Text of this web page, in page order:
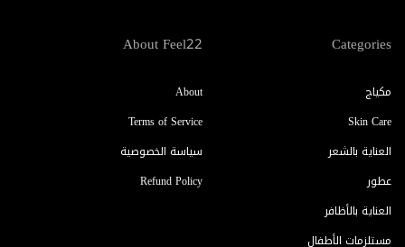
Categories
مكياج
Skin Care
العناية بالشعر
عطور
العناية بالأظافر
مستلزمات الأطفال
About Feel22
About
Terms of Service
سياسة الخصوصية
Refund Policy